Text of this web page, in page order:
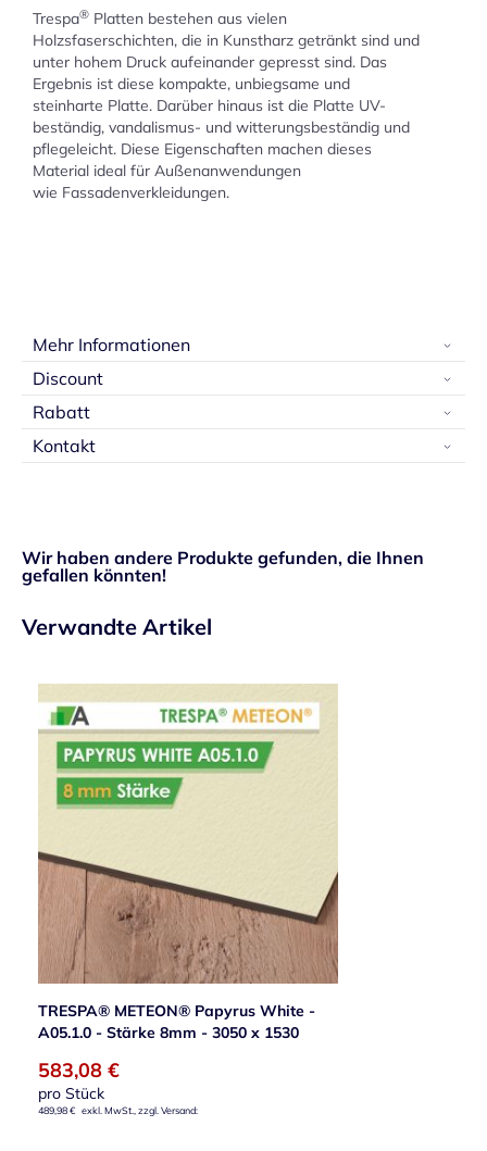
Trespa® Platten bestehen aus vielen
Holzsfaserschichten, die in Kunstharz getränkt sind und
unter hohem Druck aufeinander gepresst sind. Das
Ergebnis ist diese kompakte, unbiegsame und
steinharte Platte. Darüber hinaus ist die Platte UV-
beständig, vandalismus- und witterungsbeständig und
pflegeleicht. Diese Eigenschaften machen dieses
Material ideal für Außenanwendungen
wie Fassadenverkleidungen.
Mehr Informationen
Discount
Rabatt
Kontakt
Wir haben andere Produkte gefunden, die Ihnen
gefallen könnten!
Verwandte Artikel
TRESPA® METEON® Papyrus White -
A05.1.0 - Stärke 8mm - 3050 x 1530
583,08 €
pro Stück
489,98 €